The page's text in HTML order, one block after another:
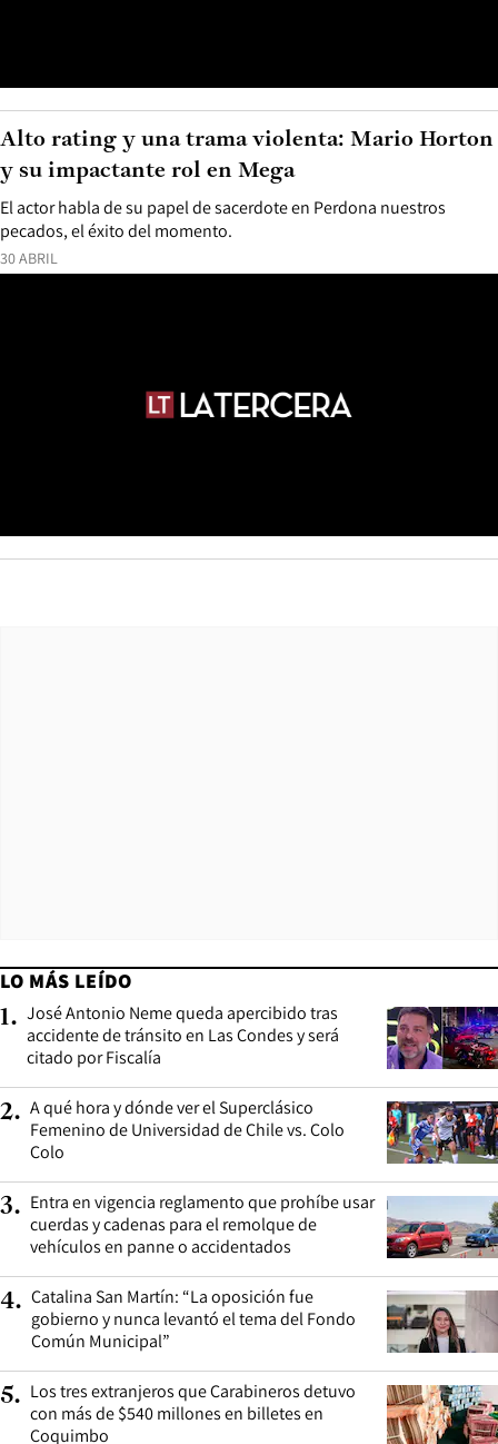
30 ABRIL
El actor habla de su papel de sacerdote en Perdona nuestros
pecados, el éxito del momento.
Alto rating y una trama violenta: Mario Horton
y su impactante rol en Mega
LO MÁS LEÍDO
1. José Antonio Neme queda apercibido tras
accidente de tránsito en Las Condes y será
citado por Fiscalía
2. A qué hora y dónde ver el Superclásico
Femenino de Universidad de Chile vs. Colo
Colo
3. Entra en vigencia reglamento que prohíbe usar
cuerdas y cadenas para el remolque de
vehículos en panne o accidentados
4. Catalina San Martín: “La oposición fue
gobierno y nunca levantó el tema del Fondo
Común Municipal”
5. Los tres extranjeros que Carabineros detuvo
con más de $540 millones en billetes en
Coquimbo